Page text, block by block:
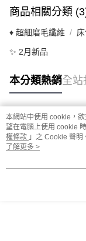
商品相關分類
♦ 超細磨毛纖維
✨ 2月新品
本分類熱銷全站
熱門標籤
本網站中使用 cookie，
望在電腦上使用 cookie
權條款 」之 Cookie 聲
用條款之 Cookie 聲明使
了解更多 >